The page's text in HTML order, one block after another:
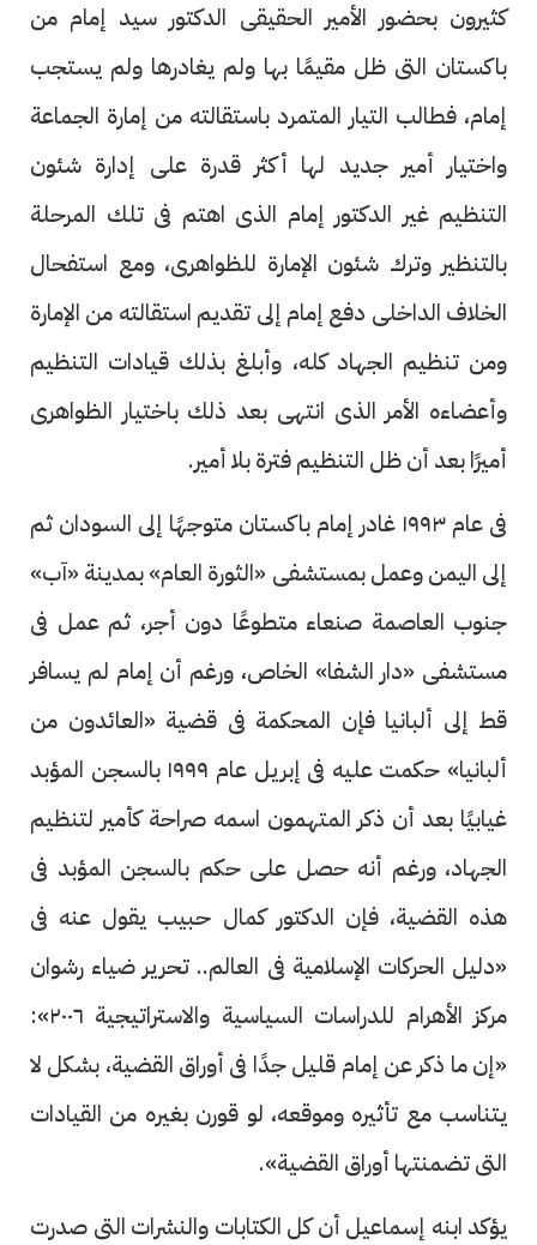
كثيرون بحضور الأمير الحقيقى الدكتور سيد إمام من
باكستان التى ظل مقيمًا بها ولم يغادرها ولم يستجب
إمام، فطالب التيار المتمرد باستقالته من إمارة الجماعة
واختيار أمير جديد لها أكثر قدرة على إدارة شئون
التنظيم غير الدكتور إمام الذى اهتم فى تلك المرحلة
بالتنظير وترك شئون الإمارة للظواهرى، ومع استفحال
الخلاف الداخلى دفع إمام إلى تقديم استقالته من الإمارة
ومن تنظيم الجهاد كله، وأبلغ بذلك قيادات التنظيم
وأعضاءه الأمر الذى انتهى بعد ذلك باختيار الظواهرى
أميرًا بعد أن ظل التنظيم فترة بلا أمير.
فى عام ١٩٩٣ غادر إمام باكستان متوجهًا إلى السودان ثم
إلى اليمن وعمل بمستشفى «الثورة العام» بمدينة «آب»
جنوب العاصمة صنعاء متطوعًا دون أجر، ثم عمل فى
مستشفى «دار الشفا» الخاص، ورغم أن إمام لم يسافر
قط إلى ألبانيا فإن المحكمة فى قضية «العائدون من
ألبانيا» حكمت عليه فى إبريل عام ١٩٩٩ بالسجن المؤبد
غيابيًا بعد أن ذكر المتهمون اسمه صراحة كأمير لتنظيم
الجهاد، ورغم أنه حصل على حكم بالسجن المؤبد فى
هذه القضية، فإن الدكتور كمال حبيب يقول عنه فى
«دليل الحركات الإسلامية فى العالم.. تحرير ضياء رشوان
مركز الأهرام للدراسات السياسية والاستراتيجية ٢٠٠٦»:
«إن ما ذكر عن إمام قليل جدًا فى أوراق القضية، بشكل لا
يتناسب مع تأثيره وموقعه، لو قورن بغيره من القيادات
التى تضمنتها أوراق القضية».
يؤكد ابنه إسماعيل أن كل الكتابات والنشرات التى صدرت